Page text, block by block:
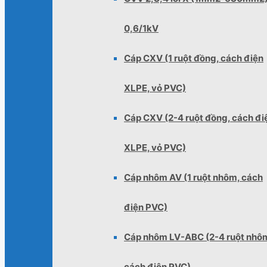
0,6/1kV
Cáp CXV (1 ruột đồng, cách điện
XLPE, vỏ PVC)
Cáp CXV (2-4 ruột đồng, cách
XLPE, vỏ PVC)
Cáp nhôm AV (1 ruột nhôm, cách
điện PVC)
Cáp nhôm LV-ABC (2-4 ruột